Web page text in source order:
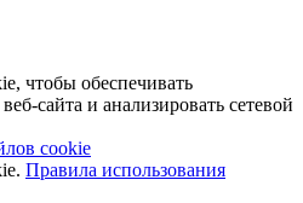
чтобы обеспечивать
сайта и анализировать сетевой
cookie
Правила использования